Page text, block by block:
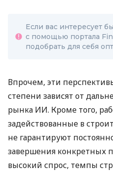
Если вас интересует
с помощью портала
подобрать для себя
Впрочем, эти
степени зависят от
рынка ИИ. Кроме того,
задействованные в
не гарантируют
завершения конкретных
высокий спрос, темпы